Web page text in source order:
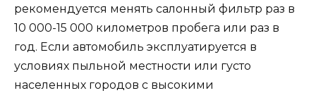
рекомендуется менять салонный фильтр раз в
10 000-15 000 километров пробега или раз в
год. Если автомобиль эксплуатируется в
условиях пыльной местности или густо
населенных городов с высокими